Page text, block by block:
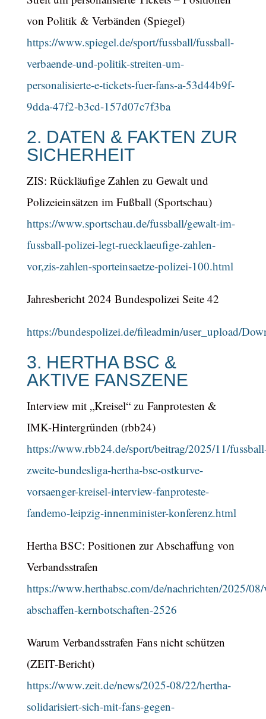
von Politik & Verbänden (Spiegel)
https://www.spiegel.de/sport/fussball/fussball-
verbaende-und-politik-streiten-um-
personalisierte-e-tickets-fuer-fans-a-53d44b9f-
9dda-47f2-b3cd-157d07c7f3ba
2. DATEN & FAKTEN ZUR
SICHERHEIT
ZIS: Rückläufige Zahlen zu Gewalt und
Polizeieinsätzen im Fußball (Sportschau)
https://www.sportschau.de/fussball/gewalt-im-
fussball-polizei-legt-ruecklaeufige-zahlen-
vor,zis-zahlen-sporteinsaetze-polizei-100.html
Jahresbericht 2024 Bundespolizei Seite 42
https://bundespolizei.de/fileadmin/user_upload/
3. HERTHA BSC &
AKTIVE FANSZENE
Interview mit „Kreisel“ zu Fanprotesten &
IMK-Hintergründen (rbb24)
https://www.rbb24.de/sport/beitrag/2025/11/
zweite-bundesliga-hertha-bsc-ostkurve-
vorsaenger-kreisel-interview-fanproteste-
fandemo-leipzig-innenminister-konferenz.html
Hertha BSC: Positionen zur Abschaffung von
Verbandsstrafen
https://www.herthabsc.com/de/nachrichten/2025/08/
abschaffen-kernbotschaften-2526
Warum Verbandsstrafen Fans nicht schützen
(ZEIT-Bericht)
https://www.zeit.de/news/2025-08/22/hertha-
solidarisiert-sich-mit-fans-gegen-